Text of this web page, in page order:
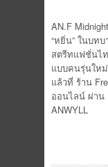
AN.F
“หยิ่น” ในบท
สตรีทแฟชั่นไ
แบบคนรุ่นใหม่
แล้วที่ ร้าน
ออนไลน์ ผ่าน
ANWYLL